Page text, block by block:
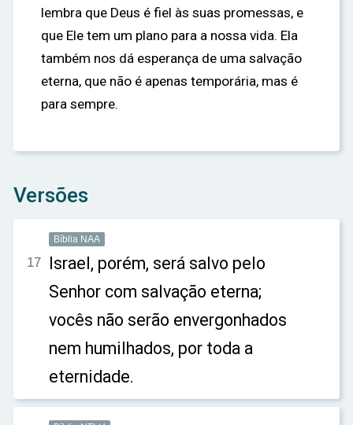
lembra que Deus é fiel às suas promessas, e
que Ele tem um plano para a nossa vida. Ela
também nos dá esperança de uma salvação
eterna, que não é apenas temporária, mas é
para sempre.
Versões
Bíblia NAA
17 Israel, porém, será salvo pelo
Senhor com salvação eterna;
vocês não serão envergonhados
nem humilhados, por toda a
eternidade.